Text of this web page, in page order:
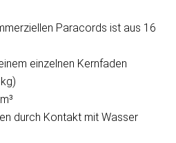
Paracords ist aus 16
einzelnen Kernfaden
durch Kontakt mit Wasser